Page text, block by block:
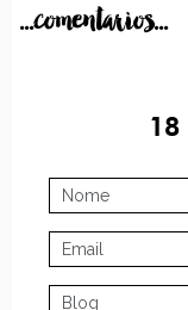
...comentarios...
18